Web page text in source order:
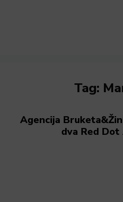
Tag:
Agencija
dva Red